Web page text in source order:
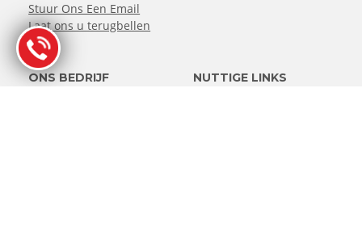
Stuur Ons Een Email
Laat ons u terugbellen
ONS BEDRIJF NUTTIGE LINKS